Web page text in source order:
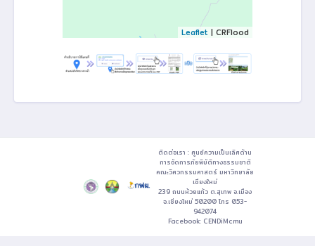
Leaflet | CRFlood
ติดต่อเรา : ศูนย์ความเป็นเลิศด้าน
การจัดการภัยพิบัติทางธรรมชาติ
คณะวิศวกรรมศาสตร์ มหาวิทยาลัย
เชียงใหม่
239 ถนนห้วยแก้ว ต.สุเทพ อ.เมือง
จ.เชียงใหม่ 50200 โทร 053-
942074
Facebook: CENDiMcmu